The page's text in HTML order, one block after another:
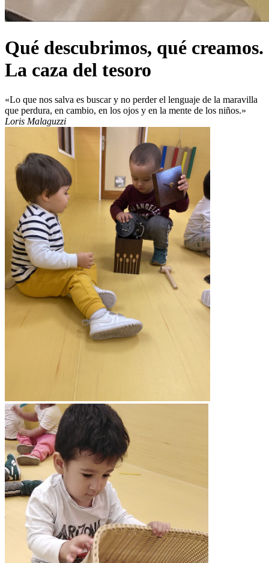
Qué descubrimos, qué creamos.
La caza del tesoro
«Lo que nos salva es buscar y no perder el lenguaje de la maravilla
que perdura, en cambio, en los ojos y en la mente de los niños.»
Loris Malaguzzi